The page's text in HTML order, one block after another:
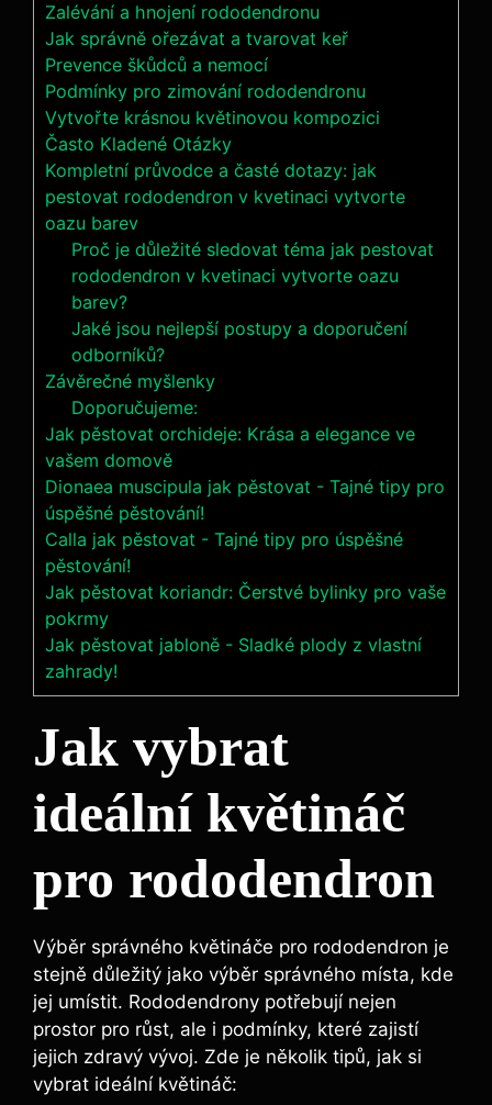
Zalévání a hnojení rododendronu
Jak správně ořezávat a tvarovat keř
Prevence škůdců a nemocí
Podmínky pro zimování rododendronu
Vytvořte krásnou květinovou kompozici
Často Kladené Otázky
Kompletní průvodce a časté dotazy: jak
pestovat rododendron v kvetinaci vytvorte
oazu barev
Proč je důležité sledovat téma jak pestovat
rododendron v kvetinaci vytvorte oazu
barev?
Jaké jsou nejlepší postupy a doporučení
odborníků?
Závěrečné myšlenky
Doporučujeme:
Jak pěstovat orchideje: Krása a elegance ve
vašem domově
Dionaea muscipula jak pěstovat - Tajné tipy pro
úspěšné pěstování!
Calla jak pěstovat - Tajné tipy pro úspěšné
pěstování!
Jak pěstovat koriandr: Čerstvé bylinky pro vaše
pokrmy
Jak pěstovat jabloně - Sladké plody z vlastní
zahrady!
Jak vybrat
ideální květináč
pro rododendron
Výběr správného květináče pro rododendron je
stejně důležitý jako výběr správného místa, kde
jej umístit. Rododendrony potřebují nejen
prostor pro růst, ale i podmínky, které zajistí
jejich zdravý vývoj. Zde je několik tipů, jak si
vybrat ideální květináč: